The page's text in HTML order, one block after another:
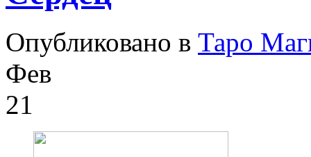
Опубликовано в Таро
Фев
21